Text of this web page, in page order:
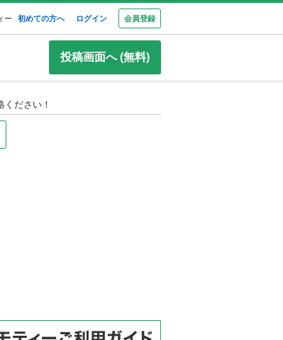
ー 初めての方へ ログイン 会員登録
投稿画面へ (無料)
ださい！